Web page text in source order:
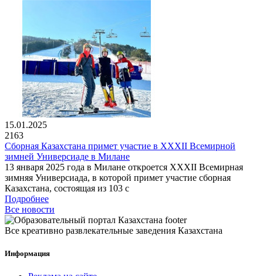
15.01.2025
2163
Сборная Казахстана примет участие в XXXII Всемирной
зимней Универсиаде в Милане
13 января 2025 года в Милане откроется XXXII Всемирная
зимняя Универсиада, в которой примет участие сборная
Казахстана, состоящая из 103 с
Подробнее
Все новости
Все креативно развлекательные заведения Казахстана
Информация